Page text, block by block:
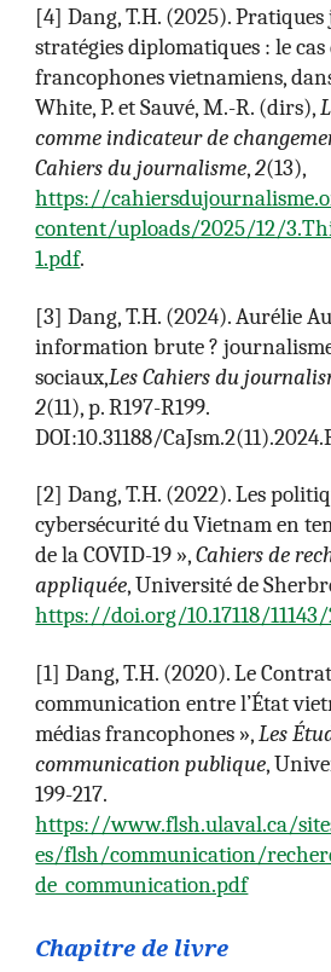
[4]Dang, T.H. (2025).
stratégies diplomatiques : le cas
francophones vietnamiens,
White, P. et Sauvé, M.-R. (dirs),
comme indicateur de
Cahiers du journalisme,2(13),
https://
content/uploads/2025/12/
1.pdf.
[3]Dang, T.H. (2024). Aurélie
information brute ?
sociaux,Les Cahiers du
2(11), p. R197-R199.
DOI:10.31188/
[2] Dang, T.H. (2022). Les
cybersécurité du Vietnam en
de la COVID-19 »,Cahiers de
appliquée, Université de
https://doi.org/10.17118/11143/
[1] Dang, T.H. (2020). Le
communication entre l’État
médias francophones »,Les
communication publique,
199-217.
https://www.flsh.ulaval.ca/
es/flsh/communication/
de_communication.pdf
Chapitre de livre